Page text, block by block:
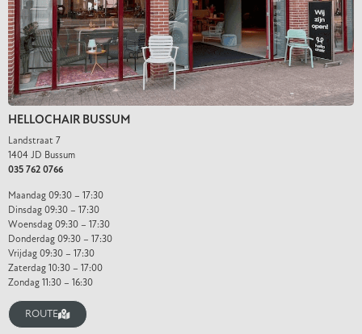
HELLOCHAIR BUSSUM
Landstraat 7
1404 JD Bussum
035 762 0766
Maandag 09:30 – 17:30
Dinsdag 09:30 – 17:30
Woensdag 09:30 – 17:30
Donderdag 09:30 – 17:30
Vrijdag 09:30 – 17:30
Zaterdag 10:30 – 17:00
Zondag 11:30 – 16:30
ROUTE